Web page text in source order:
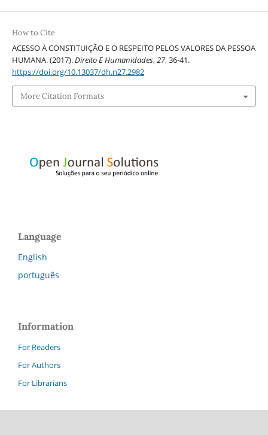
How to Cite
ACESSO À CONSTITUIÇÃO E O RESPEITO PELOS VALORES DA PESSOA
HUMANA. (2017).Direito E Humanidades,27, 36-41.
https://doi.org/10.13037/dh.n27.2982
More Citation Formats
Language
English
português
Information
For Readers
For Authors
For Librarians